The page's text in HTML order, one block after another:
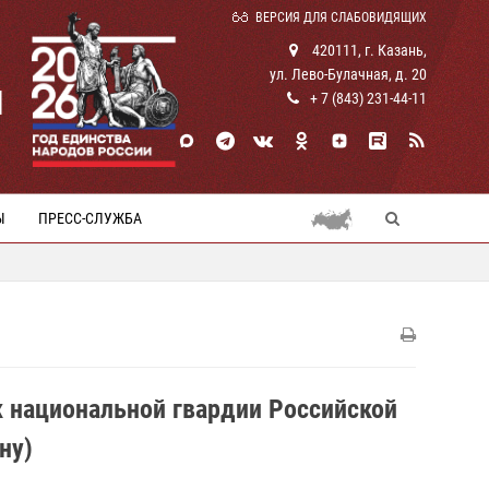
ВЕРСИЯ ДЛЯ СЛАБОВИДЯЩИХ
420111, г. Казань,
ул. Лево-Булачная, д. 20
+ 7 (843) 231-44-11
ПРЕСС-СЛУЖБА
гвардии Российской